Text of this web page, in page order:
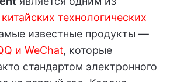
китайских технологических
известные продукты —
и WeChat, которые
стандартом электронного